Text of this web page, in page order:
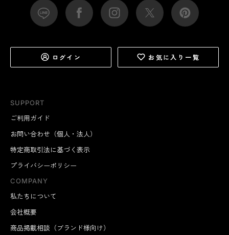
SUPPORT
ご利用ガイド
お問い合わせ（個人・法人）
特定商取引法に基づく表示
プライバシーポリシー
COMPANY
私たちについて
会社概要
商品掲載相談（ブランド様向け）
ログイン お気に入り一覧